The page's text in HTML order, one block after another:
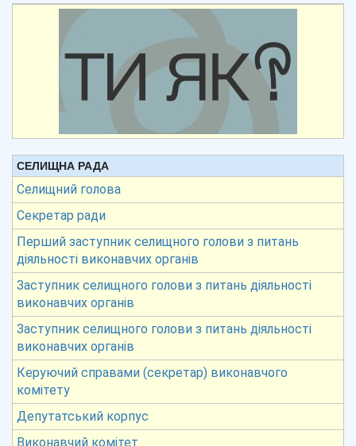
СЕЛИЩНА РАДА
Селищний голова
Секретар ради
Перший заступник селищного голови з питань
діяльності виконавчих органів
Заступник селищного голови з питань діяльності
виконавчих органів
Заступник селищного голови з питань діяльності
виконавчих органів
Керуючий справами (секретар) виконавчого
комітету
Депутатський корпус
Виконавчий комітет